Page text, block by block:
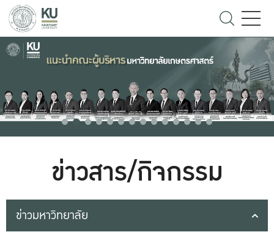
ข่าวสาร/กิจกรรม
ข่าวมหาวิทยาลัย